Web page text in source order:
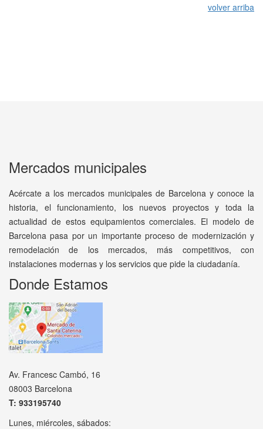
volver arriba
Mercados municipales
Acércate a los mercados municipales de Barcelona y conoce la
historia, el funcionamiento, los nuevos proyectos y toda la
actualidad de estos equipamientos comerciales. El modelo de
Barcelona pasa por un importante proceso de modernización y
remodelación de los mercados, más competitivos, con
instalaciones modernas y los servicios que pide la ciudadanía.
Donde Estamos
Av. Francesc Cambó, 16
08003 Barcelona
T: 933195740
Lunes, miércoles, sábados: